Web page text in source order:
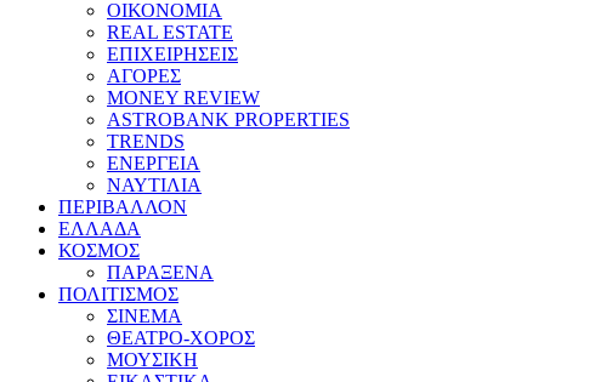
ΟΙΚΟΝΟΜΙΑ
REAL ESTATE
ΕΠΙΧΕΙΡΗΣΕΙΣ
ΑΓΟΡΕΣ
MONEY REVIEW
ASTROBANK PROPERTIES
TRENDS
ΕΝΕΡΓΕΙΑ
ΝΑΥΤΙΛΙΑ
ΠΕΡΙΒΑΛΛΟΝ
ΕΛΛΑΔΑ
ΚΟΣΜΟΣ
ΠΑΡΑΞΕΝΑ
ΠΟΛΙΤΙΣΜΟΣ
ΣΙΝΕΜΑ
ΘΕΑΤΡΟ-ΧΟΡΟΣ
ΜΟΥΣΙΚΗ